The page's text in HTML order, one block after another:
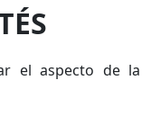
el aspecto de la